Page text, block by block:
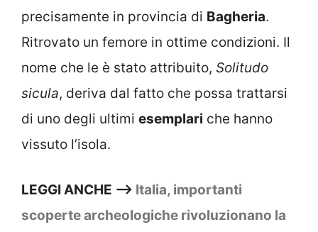
precisamente in provincia di Bagheria.
Ritrovato un femore in ottime condizioni. Il
nome che le è stato attribuito, Solitudo
sicula, deriva dal fatto che possa trattarsi
di uno degli ultimi esemplari che hanno
vissuto l’isola.
LEGGI ANCHE –> Italia, importanti
scoperte archeologiche rivoluzionano la